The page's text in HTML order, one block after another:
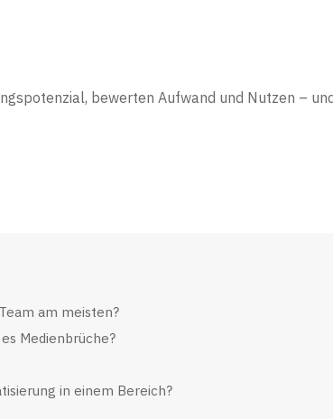
bewerten Aufwand und Nutzen –
am meisten?
Medienbrüche?
in einem Bereich?